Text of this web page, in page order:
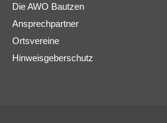
Die AWO Bautzen
Ansprechpartner
Ortsvereine
Hinweisgeberschutz